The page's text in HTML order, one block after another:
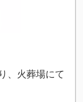
、火葬場にて